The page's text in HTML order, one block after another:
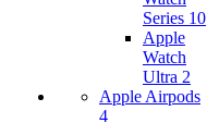
Series 10
Apple
Watch
Ultra 2
Apple Airpods
4